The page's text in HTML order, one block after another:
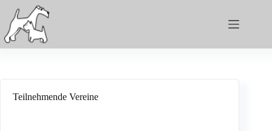
Teilnehmende Vereine